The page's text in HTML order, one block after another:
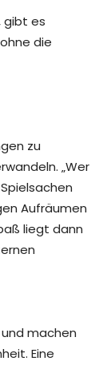
gibt es
die
zu
„Wer
Aufräumen
liegt dann
machen
Eine